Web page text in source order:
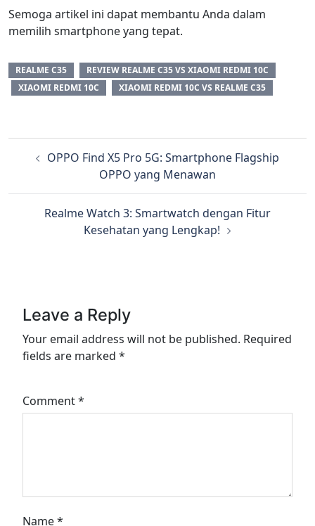
Semoga artikel ini dapat membantu Anda dalam
memilih smartphone yang tepat.
REALME C35
REVIEW REALME C35 VS XIAOMI REDMI 10C
XIAOMI REDMI 10C
XIAOMI REDMI 10C VS REALME C35
OPPO Find X5 Pro 5G: Smartphone Flagship
OPPO yang Menawan
Realme Watch 3: Smartwatch dengan Fitur
Kesehatan yang Lengkap!
Leave a Reply
Your email address will not be published. Required
fields are marked *
Comment*
Name*